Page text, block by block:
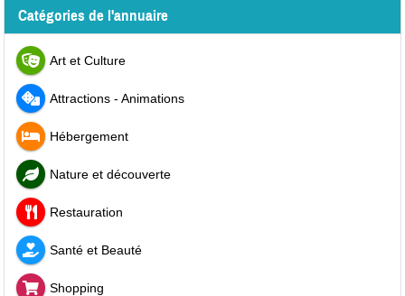
Catégories de l'annuaire
Art et Culture
Attractions - Animations
Hébergement
Nature et découverte
Restauration
Santé et Beauté
Shopping